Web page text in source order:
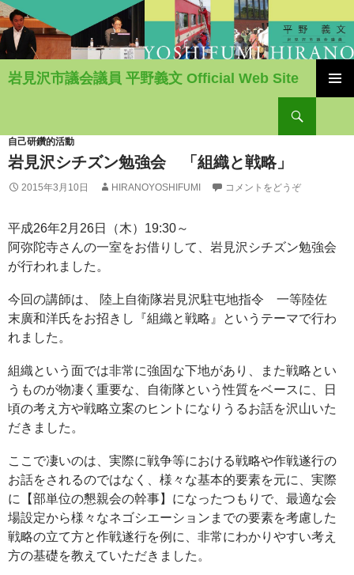
岩見沢市議会議員 平野義文 Official Web Site
ン
ツ
へ
移
自己研鑽的活動
岩見沢シチズン勉強会 「組織と戦略」
2015年3月10日 HIRANOYOSHIFUMI コメントをどうぞ
平成26年2月26日（木）19:30～
阿弥陀寺さんの一室をお借りして、岩見沢シチズン勉強会
が行われました。
今回の講師は、 陸上自衛隊岩見沢駐屯地指令 一等陸佐
末廣和洋氏をお招きし『組織と戦略』というテーマで行わ
れました。
組織という面では非常に強固な下地があり、また戦略とい
うものが物凄く重要な、自衛隊という性質をベースに、日
頃の考え方や戦略立案のヒントになりうるお話を沢山いた
だきました。
ここで凄いのは、実際に戦争等における戦略や作戦遂行の
お話をされるのではなく、様々な基本的要素を元に、実際
に【部単位の懇親会の幹事】になったつもりで、最適な会
場設定から様々なネゴシエーションまでの要素を考慮した
戦略の立て方と作戦遂行を例に、非常にわかりやすい考え
方の基礎を教えていただきました。